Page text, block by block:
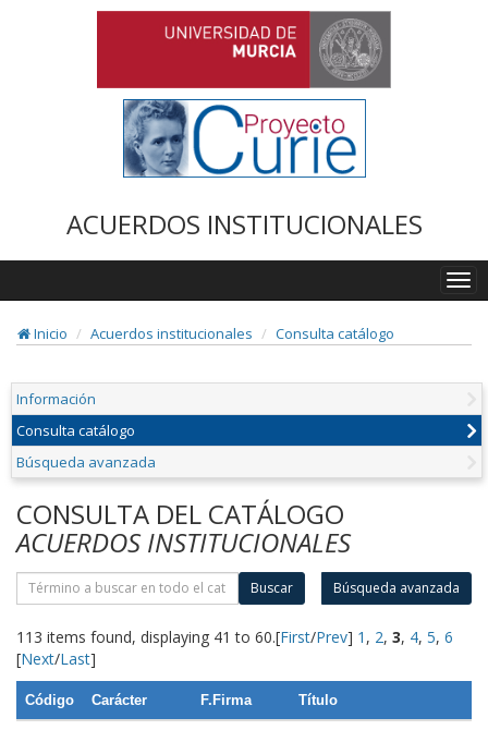
ACUERDOS INSTITUCIONALES
Inicio
Acuerdos institucionales Consulta catálogo
Información
Consulta catálogo
Búsqueda avanzada
CONSULTA DEL CATÁLOGO
ACUERDOS INSTITUCIONALES
Buscar Búsqueda avanzada
113 items found, displaying 41 to 60.[First/Prev] 1 , 2, 3, 4, 5, 6
[Next/Last]
Código Carácter F.Firma Título